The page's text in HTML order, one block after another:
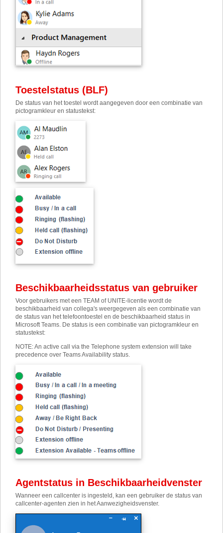
Toestelstatus (BLF)
De status van het toestel wordt aangegeven door een combinatie van
pictogramkleur en statustekst:
Beschikbaarheidsstatus van gebruiker
Voor gebruikers met een TEAM of UNITE-licentie wordt de
beschikbaarheid van collega's weergegeven als een combinatie van
de status van het telefoontoestel en de beschikbaarheid status in
Microsoft Teams. De status is een combinatie van pictogramkleur en
statustekst:
NOTE: An active call via the Telephone system extension will take
precedence over Teams Availability status.
Agentstatus in Beschikbaarheidvenster
Wanneer een callcenter is ingesteld, kan een gebruiker de status van
callcenter-agenten zien in het Aanwezigheidsvenster.